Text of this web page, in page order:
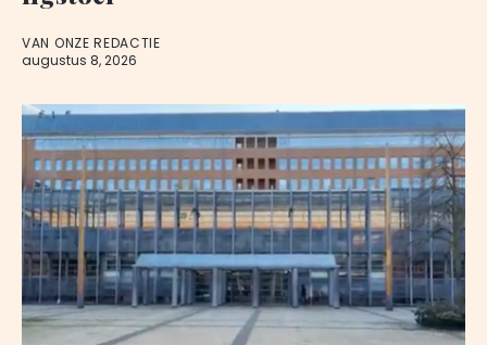
VAN ONZE REDACTIE
augustus 8, 2026